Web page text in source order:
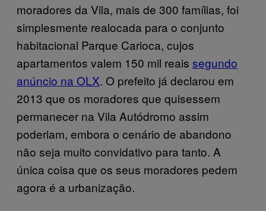
moradores da Vila, mais de 300 famílias, foi
simplesmente realocada para o conjunto
habitacional Parque Carioca, cujos
apartamentos valem 150 mil reais segundo
anúncio na OLX. O prefeito já declarou em
2013 que os moradores que quisessem
permanecer na Vila Autódromo assim
poderiam, embora o cenário de abandono
não seja muito convidativo para tanto. A
única coisa que os seus moradores pedem
agora é a urbanização.